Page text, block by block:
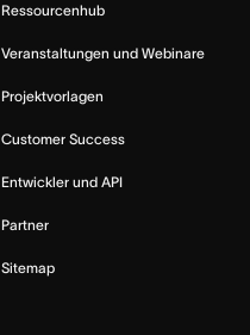
Ressourcenhub
Veranstaltungen und Webinare
Projektvorlagen
Customer Success
Entwickler und API
Partner
Sitemap